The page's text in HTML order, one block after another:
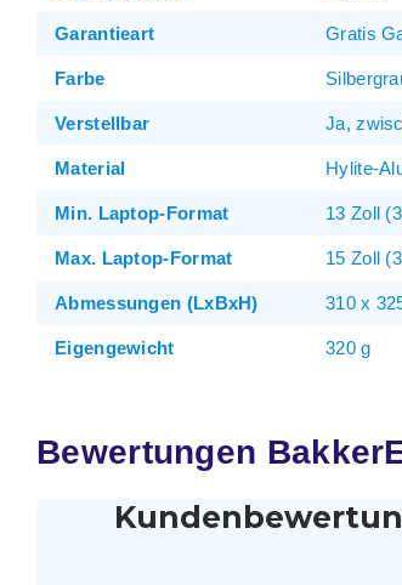
Garantieart Gratis
Farbe
Verstellbar Ja,
Material Hylite-
Min. Laptop-Format 13 Zoll
Max. Laptop-Format 15 Zoll
Abmessungen (LxBxH) 310 x
Eigengewicht 320 g
Bewertungen